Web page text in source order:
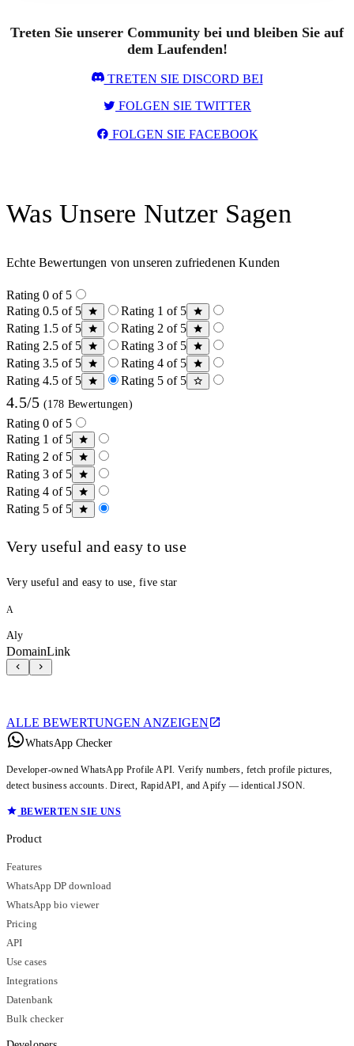
Treten Sie unserer Community bei und bleiben Sie auf
dem Laufenden!
TRETEN SIE DISCORD BEI
FOLGEN SIE TWITTER
FOLGEN SIE FACEBOOK
Was Unsere Nutzer Sagen
Echte Bewertungen von unseren zufriedenen Kunden
Rating 0 of 5
Rating 0.5 of 5
Rating 1 of 5
Rating 1.5 of 5
Rating 2 of 5
Rating 2.5 of 5
Rating 3 of 5
Rating 3.5 of 5
Rating 4 of 5
Rating 4.5 of 5
Rating 5 of 5
4.5/5 (178 Bewertungen)
Rating 0 of 5
Rating 1 of 5
Rating 2 of 5
Rating 3 of 5
Rating 4 of 5
Rating 5 of 5
Very useful and easy to use
Very useful and easy to use, five star
A
Aly
DomainLink
ALLE BEWERTUNGEN ANZEIGEN
WhatsApp Checker
Developer-owned WhatsApp Profile API. Verify numbers, fetch profile pictures,
detect business accounts. Direct, RapidAPI, and Apify — identical JSON.
BEWERTEN SIE UNS
Product
Features
WhatsApp DP download
WhatsApp bio viewer
Pricing
API
Use cases
Integrations
Datenbank
Bulk checker